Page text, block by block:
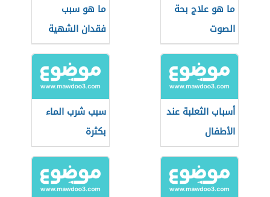
ما هو علاج بحة
الصوت
ما هو سبب
فقدان الشهية
أسباب الثعلبة عند
الأطفال
سبب شرب الماء
بكثرة